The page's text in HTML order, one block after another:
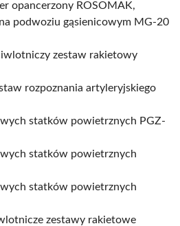
opancerzony ROSOMAK,
podwoziu gąsienicowym MG-20
zestaw rakietowy
rozpoznania artyleryjskiego
statków powietrznych PGZ-
statków powietrznych
statków powietrznych
zestawy rakietowe